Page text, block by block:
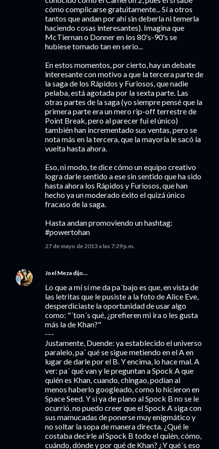
cómo complicarse gratuitamente... Sí a otros
tantos que andan por ahí sin deberla ni temerla
haciendo cosas interesantes). Imagina que
McTiernan o Donner en los 80's-90's se
hubiese tomado tan en serio...
En estos momentos, por cierto, hay un debate
interesante con motivo a que la tercera parte de
la saga de los Rápidos y Furiosos, que nadie
pelaba, está agotada por la sexta parte. Las
otras partes de la saga (yo siempre pensé que la
primera parte era un mero rip-off terrestre de
Point Break, pero al parecer fui el único)
también han incrementado sus ventas, pero se
nota más en la tercera, que la mayoría le sacó la
vuelta hasta ahora.
Eso, ni modo, te dice cómo un equipo creativo
logra darle sentido a ese sin sentido que ha sido
hasta ahora los Rápidos y Furiosos, que han
hecho ya un moderado éxito el quizá único
fracaso de la saga.
Hasta andan promoviendo un hashtag:
#powertohan
27 de mayo de 2013 a las 7:29 p.m.
Joel Meza dijo…
Lo que a mí sí me da pa´bajo es que, en vista de
las letritas que le pusiste a la foto de Alice Eve,
desperdiciaste la oportunidad de usar algo
como: "´ton´s qué, ¿prefieren mi ira o les gusta
más la de Khan?"
---
Justamente, Duende: ya establecido el universo
paralelo, pa´ qué se sigue metiendo en el A en
lugar de darle por el B. Y encima, lo hace mal. A
ver: pa´ qué van y le preguntan a Spock A que
quién es Khan, cuando, chingao, podían al
menos haberlo googleado, como lo hicieron en
Space Seed. Y si ya de plano al Spock B no se le
ocurrió, no puedo creer que el Spock A siga con
sus mamucadas de ponerse muy enigmático y
no soltar la sopa de manera directa. ¿Qué le
costaba decirle al Spock B todo el quién, cómo,
cuándo, dónde y por qué de Khan? ¿Y qué´s eso